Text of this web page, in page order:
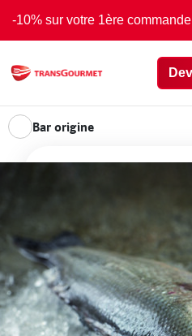
-10% sur votre 1ère
Bar origine